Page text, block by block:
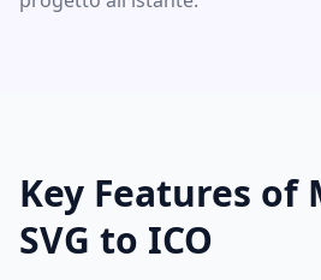
Key Features of
SVG to ICO